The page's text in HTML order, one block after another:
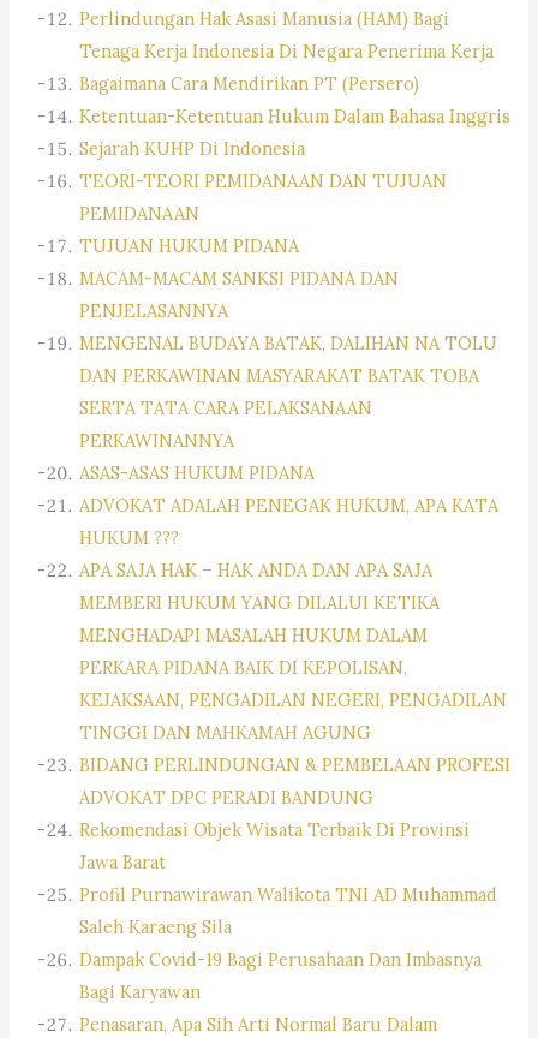
Perlindungan Hak Asasi Manusia (HAM) Bagi
Tenaga Kerja Indonesia Di Negara Penerima Kerja
Bagaimana Cara Mendirikan PT (Persero)
Ketentuan-Ketentuan Hukum Dalam Bahasa Inggris
Sejarah KUHP Di Indonesia
TEORI-TEORI PEMIDANAAN DAN TUJUAN
PEMIDANAAN
TUJUAN HUKUM PIDANA
MACAM-MACAM SANKSI PIDANA DAN
PENJELASANNYA
MENGENAL BUDAYA BATAK, DALIHAN NA TOLU
DAN PERKAWINAN MASYARAKAT BATAK TOBA
SERTA TATA CARA PELAKSANAAN
PERKAWINANNYA
ASAS-ASAS HUKUM PIDANA
ADVOKAT ADALAH PENEGAK HUKUM, APA KATA
HUKUM ???
APA SAJA HAK – HAK ANDA DAN APA SAJA
MEMBERI HUKUM YANG DILALUI KETIKA
MENGHADAPI MASALAH HUKUM DALAM
PERKARA PIDANA BAIK DI KEPOLISAN,
KEJAKSAAN, PENGADILAN NEGERI, PENGADILAN
TINGGI DAN MAHKAMAH AGUNG
BIDANG PERLINDUNGAN & PEMBELAAN PROFESI
ADVOKAT DPC PERADI BANDUNG
Rekomendasi Objek Wisata Terbaik Di Provinsi
Jawa Barat
Profil Purnawirawan Walikota TNI AD Muhammad
Saleh Karaeng Sila
Dampak Covid-19 Bagi Perusahaan Dan Imbasnya
Bagi Karyawan
Penasaran, Apa Sih Arti Normal Baru Dalam